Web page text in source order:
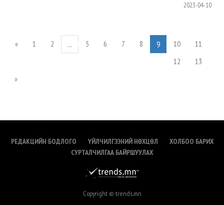
2023-04-10
« 1 2 ... 5 6 7 8 9 10
11
12
13
»
РЕДАКЦИЙН БОДЛОГО ҮЙЛЧИЛГЭЭНИЙ НӨХЦӨЛ
ХОЛБОО БАРИХ
СУРТАЛЧИЛГАА БАЙРШУУЛАХ
Copyright © trends.mn